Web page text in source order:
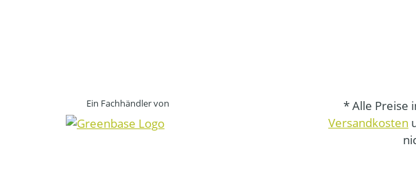
Ein Fachhändler von
* Alle Preise
Versandkosten